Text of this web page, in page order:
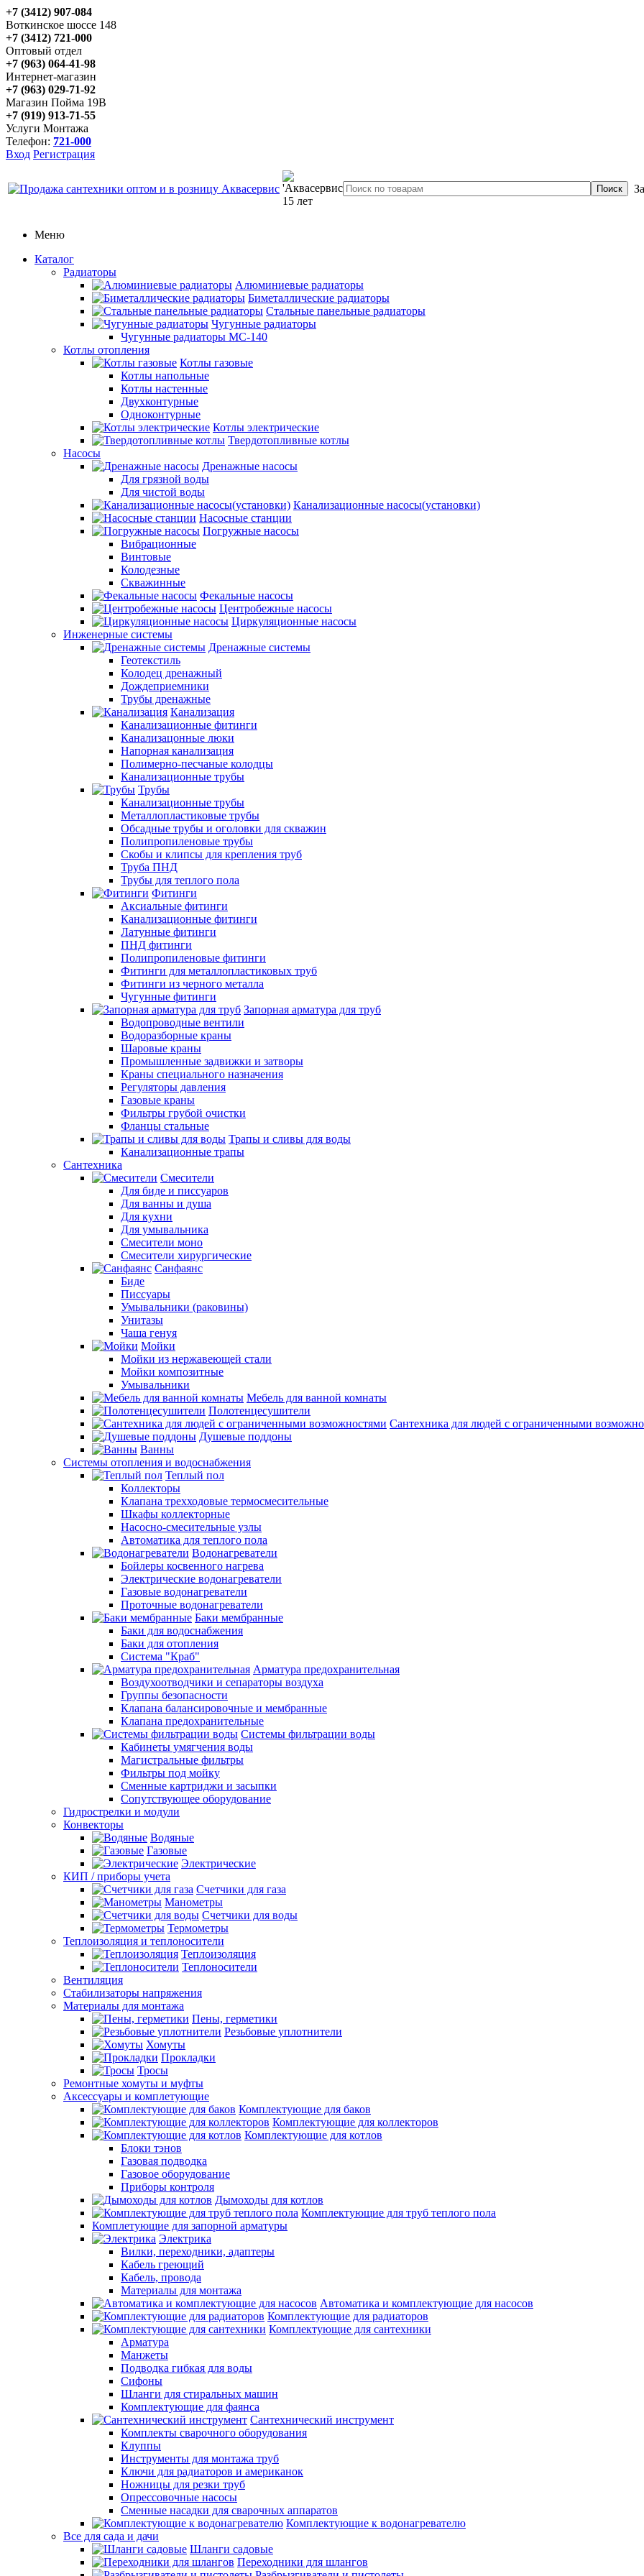
+7 (3412) 907-084
Воткинское шоссе 148
+7 (3412) 721-000
Оптовый отдел
+7 (963) 064-41-98
Интернет-магазин
+7 (963) 029-71-92
Магазин Пойма 19В
+7 (919) 913-71-55
Услуги Монтажа
Телефон: 721-000
Вход Регистрация
Меню
Каталог
Радиаторы
Алюминиевые радиаторы
Биметаллические радиаторы
Стальные панельные радиаторы
Чугунные радиаторы
Чугунные радиаторы МС-140
Котлы отопления
Котлы газовые
Котлы напольные
Котлы настенные
Двухконтурные
Одноконтурные
Котлы электрические
Твердотопливные котлы
Насосы
Дренажные насосы
Для грязной воды
Для чистой воды
Канализационные насосы(установки)
Насосные станции
Погружные насосы
Вибрационные
Винтовые
Колодезные
Скважинные
Фекальные насосы
Центробежные насосы
Циркуляционные насосы
Инженерные системы
Дренажные системы
Геотекстиль
Колодец дренажный
Дождеприемники
Трубы дренажные
Канализация
Канализационные фитинги
Канализацонные люки
Напорная канализация
Полимерно-песчаные колодцы
Канализационные трубы
Трубы
Канализационные трубы
Металлопластиковые трубы
Обсадные трубы и оголовки для скважин
Полипропиленовые трубы
Скобы и клипсы для крепления труб
Труба ПНД
Трубы для теплого пола
Фитинги
Аксиальные фитинги
Канализационные фитинги
Латунные фитинги
ПНД фитинги
Полипропиленовые фитинги
Фитинги для металлопластиковых труб
Фитинги из черного металла
Чугунные фитинги
Запорная арматура для труб
Водопроводные вентили
Водоразборные краны
Шаровые краны
Промышленные задвижки и затворы
Краны специального назначения
Регуляторы давления
Газовые краны
Фильтры грубой очистки
Фланцы стальные
Трапы и сливы для воды
Канализационные трапы
Сантехника
Смесители
Для биде и писсуаров
Для ванны и душа
Для кухни
Для умывальника
Смесители моно
Смесители хирургические
Санфаянс
Биде
Писсуары
Умывальники (раковины)
Унитазы
Чаша генуя
Мойки
Мойки из нержавеющей стали
Мойки композитные
Умывальники
Мебель для ванной комнаты
Полотенцесушители
Сантехника для людей с ограниченными
Душевые поддоны
Ванны
Системы отопления и водоснабжения
Теплый пол
Коллекторы
Клапана трехходовые термосмесительные
Шкафы коллекторные
Насосно-смесительные узлы
Автоматика для теплого пола
Водонагреватели
Бойлеры косвенного нагрева
Электрические водонагреватели
Газовые водонагреватели
Проточные водонагреватели
Баки мембранные
Баки для водоснабжения
Баки для отопления
Система "Краб"
Арматура предохранительная
Воздухоотводчики и сепараторы воздуха
Группы безопасности
Клапана балансировочные и мембранные
Клапана предохранительные
Системы фильтрации воды
Кабинеты умягчения воды
Магистральные фильтры
Фильтры под мойку
Сменные картриджи и засыпки
Сопутствующее оборудование
Гидрострелки и модули
Конвекторы
Водяные
Газовые
Электрические
КИП / приборы учета
Счетчики для газа
Манометры
Счетчики для воды
Термометры
Теплоизоляция и теплоносители
Теплоизоляция
Теплоносители
Вентиляция
Стабилизаторы напряжения
Материалы для монтажа
Пены, герметики
Резьбовые уплотнители
Хомуты
Прокладки
Тросы
Ремонтные хомуты и муфты
Аксессуары и комплетующие
Комплектующие для баков
Комплектующие для коллекторов
Комплектующие для котлов
Блоки тэнов
Газовая подводка
Газовое оборудование
Приборы контроля
Дымоходы для котлов
Комплектующие для труб теплого пола
Комплетующие для запорной арматуры
Электрика
Вилки, переходники, адаптеры
Кабель греющий
Кабель, провода
Материалы для монтажа
Автоматика и комплектующие для насосов
Комплектующие для радиаторов
Комплектующие для сантехники
Арматура
Манжеты
Подводка гибкая для воды
Сифоны
Шланги для стиральных машин
Комплектующие для фаянса
Сантехнический инструмент
Комплекты сварочного оборудования
Клуппы
Инструменты для монтажа труб
Ключи для радиаторов и американок
Ножницы для резки труб
Опрессовочные насосы
Сменные насадки для сварочных аппаратов
Комплектующие к водонагревателю
Все для сада и дачи
Шланги садовые
Переходники для шлангов